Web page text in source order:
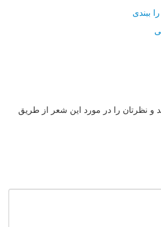
ببندی
و نظرتان را در مورد این شعر از طریق